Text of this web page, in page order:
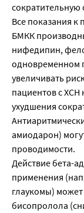
сократительную
Все показания
БМКК
нифедипин,
одновременном
увеличивать
пациентов с
ухудшения
амиодарон)
проводимости.
Действие бета-
применения
глаукомы)
бисопролола